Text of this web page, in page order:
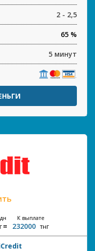
2 - 2,5
65 %
5 минут
К выплате
232000 тнг